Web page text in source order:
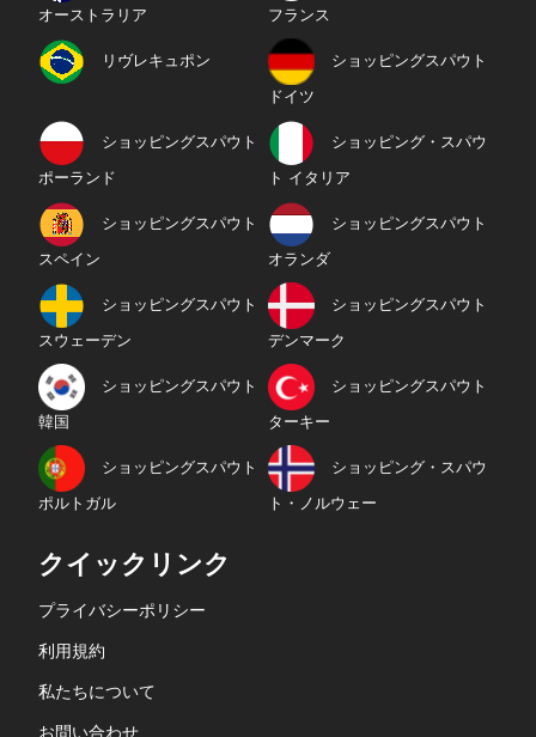
オーストラリア フランス
リヴレキュポン ショッピングスパウト
ドイツ
ショッピングスパウト
ポーランド
ショッピング・スパウ
ト イタリア
ショッピングスパウト
スペイン
ショッピングスパウト
オランダ
ショッピングスパウト
スウェーデン
ショッピングスパウト
デンマーク
ショッピングスパウト
韓国
ショッピングスパウト
ターキー
ショッピングスパウト
ポルトガル
ショッピング・スパウ
ト・ノルウェー
クイックリンク
プライバシーポリシー
利用規約
私たちについて
お問い合わせ